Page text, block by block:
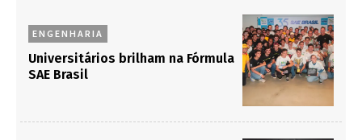
ENGENHARIA
Universitários brilham na Fórmula
SAE Brasil